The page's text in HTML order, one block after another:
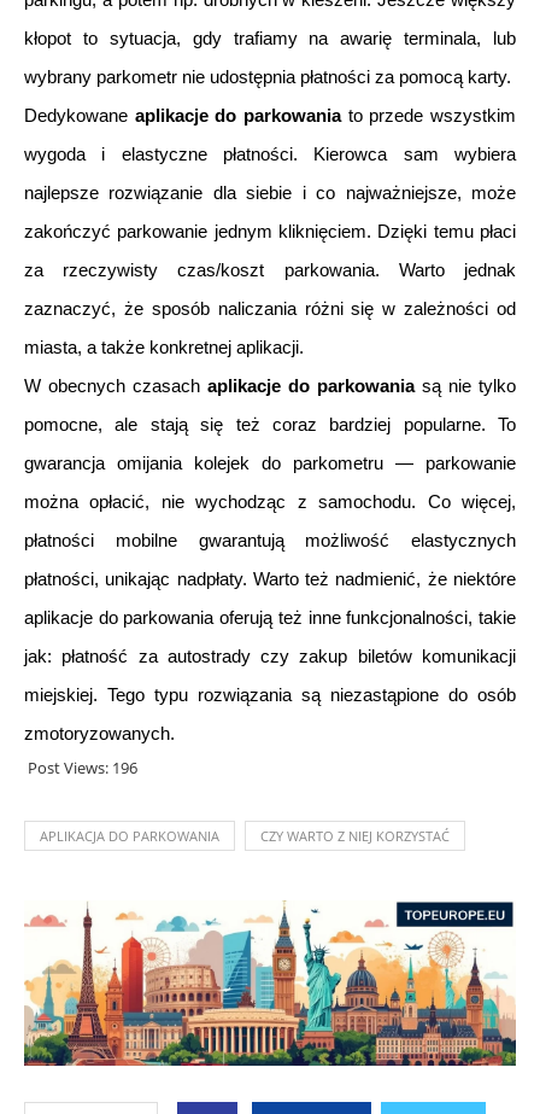
kłopot to sytuacja, gdy trafiamy na awarię terminala, lub
wybrany parkometr nie udostępnia płatności za pomocą karty.
Dedykowane aplikacje do parkowania to przede wszystkim
wygoda i elastyczne płatności. Kierowca sam wybiera
najlepsze rozwiązanie dla siebie i co najważniejsze, może
zakończyć parkowanie jednym kliknięciem. Dzięki temu płaci
za rzeczywisty czas/koszt parkowania. Warto jednak
zaznaczyć, że sposób naliczania różni się w zależności od
miasta, a także konkretnej aplikacji.
W obecnych czasach aplikacje do parkowania są nie tylko
pomocne, ale stają się też coraz bardziej popularne. To
gwarancja omijania kolejek do parkometru — parkowanie
można opłacić, nie wychodząc z samochodu. Co więcej,
płatności mobilne gwarantują możliwość elastycznych
płatności, unikając nadpłaty. Warto też nadmienić, że niektóre
aplikacje do parkowania oferują też inne funkcjonalności, takie
jak: płatność za autostrady czy zakup biletów komunikacji
miejskiej. Tego typu rozwiązania są niezastąpione do osób
zmotoryzowanych.
Post Views: 196
APLIKACJA DO PARKOWANIA CZY WARTO Z NIEJ KORZYSTAĆ